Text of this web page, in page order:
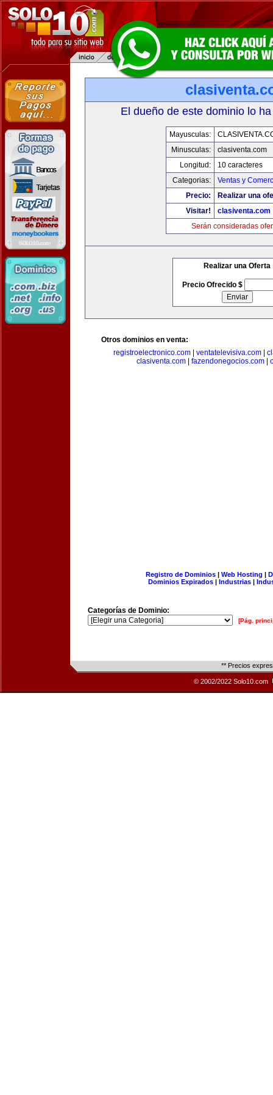
El dueño de este dominio lo
Mayusculas:
Minusculas:
clasiventa.com
Longitud:
10 caracteres
Categorias:
Ventas y
Precio:
Realizar una
Visitar!
clasiventa.com
Serán consideradas
Realizar una Oferta
Precio Ofrecido $
Otros dominios en venta:
registroelectronico.com
ventatelevisiva.com
clasiventa.com| fazendonegocios.com|
Registro de Dominios| Web Hosting |
Dominios Expirados | Industrias |
Categorías de Dominio:
[Pág.
** Precios
© 2002/2022 Solo10.com